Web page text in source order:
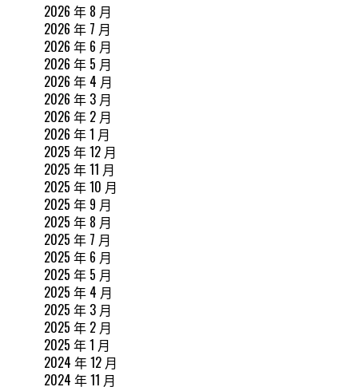
2026 年 8 月
2026 年 7 月
2026 年 6 月
2026 年 5 月
2026 年 4 月
2026 年 3 月
2026 年 2 月
2026 年 1 月
2025 年 12 月
2025 年 11 月
2025 年 10 月
2025 年 9 月
2025 年 8 月
2025 年 7 月
2025 年 6 月
2025 年 5 月
2025 年 4 月
2025 年 3 月
2025 年 2 月
2025 年 1 月
2024 年 12 月
2024 年 11 月